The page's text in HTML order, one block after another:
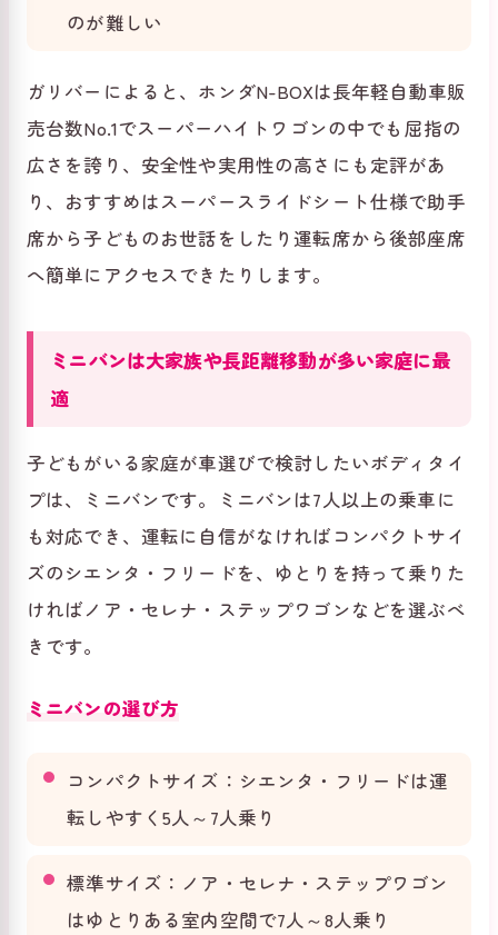
のが難しい
ガリバーによると、ホンダN-BOXは長年軽自動車販
売台数No.1でスーパーハイトワゴンの中でも屈指の
広さを誇り、安全性や実用性の高さにも定評があ
り、おすすめはスーパースライドシート仕様で助手
席から子どものお世話をしたり運転席から後部座席
へ簡単にアクセスできたりします。
ミニバンは大家族や長距離移動が多い家庭に最
適
子どもがいる家庭が車選びで検討したいボディタイ
プは、ミニバンです。ミニバンは7人以上の乗車に
も対応でき、運転に自信がなければコンパクトサイ
ズのシエンタ・フリードを、ゆとりを持って乗りた
ければノア・セレナ・ステップワゴンなどを選ぶべ
きです。
ミニバンの選び方
コンパクトサイズ：シエンタ・フリードは運
転しやすく5人～7人乗り
標準サイズ：ノア・セレナ・ステップワゴン
はゆとりある室内空間で7人～8人乗り